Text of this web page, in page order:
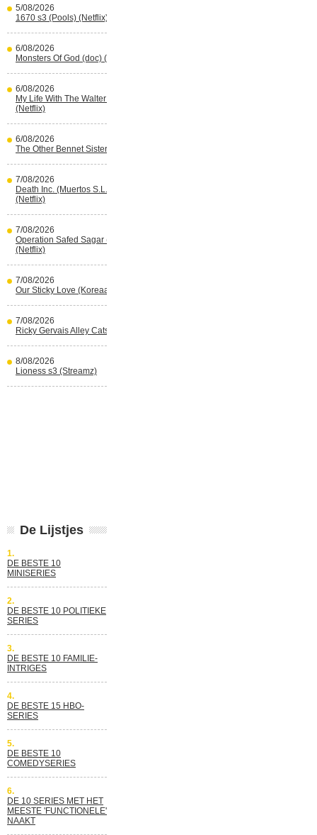
5/08/2026
1670 s3 (Pools) (Netflix)
6/08/2026
Monsters Of God (doc) (HBO Max)
6/08/2026
My Life With The Walter Boys s3
(Netflix)
6/08/2026
The Other Bennet Sister (HBO Max)
7/08/2026
Death Inc. (Muertos S.L.) s4 (Spaans)
(Netflix)
7/08/2026
Operation Safed Sagar (Indisch)
(Netflix)
7/08/2026
Our Sticky Love (Koreaans) (Netflix)
7/08/2026
Ricky Gervais Alley Cats (Netflix)
8/08/2026
Lioness s3 (Streamz)
De Lijstjes
1.
DE BESTE 10
MINISERIES
2.
DE BESTE 10 POLITIEKE
SERIES
3.
DE BESTE 10 FAMILIE-
INTRIGES
4.
DE BESTE 15 HBO-
SERIES
5.
DE BESTE 10
COMEDYSERIES
6.
DE 10 SERIES MET HET
MEESTE 'FUNCTIONELE'
NAAKT